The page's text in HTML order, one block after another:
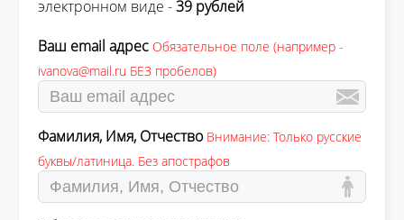
электронном виде -39 рублей
Ваш email адрес Обязательное поле (например -
ivanova@mail.ru БЕЗ пробелов)
Фамилия, Имя, Отчество Внимание: Только русские
буквы/латиница. Без апострафов